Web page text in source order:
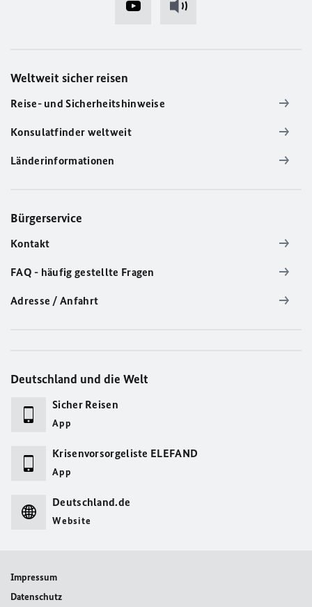
Weltweit sicher reisen
Reise- und Sicherheitshinweise
Konsulatfinder weltweit
Länderinformationen
Bürgerservice
Kontakt
FAQ - häufig gestellte Fragen
Adresse / Anfahrt
Deutschland und die Welt
Sicher Reisen
App
Krisenvorsorgeliste ELEFAND
App
Deutschland.de
Website
Impressum
Datenschutz